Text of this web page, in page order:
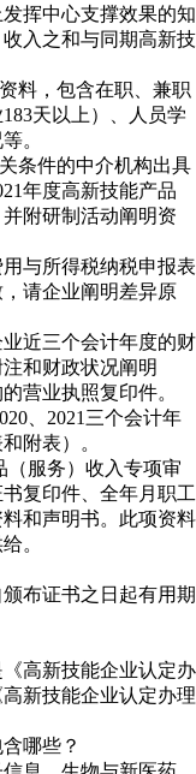
挥中心支撑效果的知
入之和与同期高新技
料，包含在职、兼职
天以上）、人员学
。
条件的中介机构出具
年度高新技能产品
附研制活动阐明资
与所得税纳税申报表
请企业阐明差异原
近三个会计年度的财
和财政状况阐明
营业执照复印件。
、2021三个会计年
附表）。
服务）收入专项审
复印件、全年月职工
和声明书。此项资料
。
布证书之日起有用期
高新技能企业认定办
新技能企业认定办理
哪些？